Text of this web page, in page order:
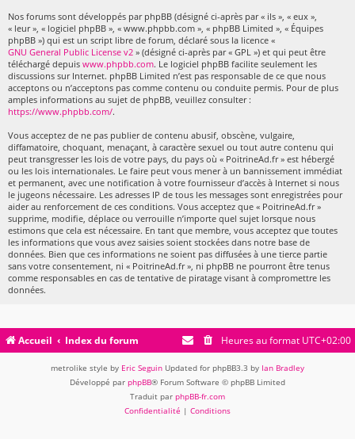
Nos forums sont développés par phpBB (désigné ci-après par « ils », « eux »,
« leur », « logiciel phpBB », « www.phpbb.com », « phpBB Limited », « Équipes
phpBB ») qui est un script libre de forum, déclaré sous la licence «
GNU General Public License v2 » (désigné ci-après par « GPL ») et qui peut être
téléchargé depuis www.phpbb.com. Le logiciel phpBB facilite seulement les
discussions sur Internet. phpBB Limited n’est pas responsable de ce que nous
acceptons ou n’acceptons pas comme contenu ou conduite permis. Pour de plus
amples informations au sujet de phpBB, veuillez consulter :
https://www.phpbb.com/.
Vous acceptez de ne pas publier de contenu abusif, obscène, vulgaire,
diffamatoire, choquant, menaçant, à caractère sexuel ou tout autre contenu qui
peut transgresser les lois de votre pays, du pays où « PoitrineAd.fr » est hébergé
ou les lois internationales. Le faire peut vous mener à un bannissement immédiat
et permanent, avec une notification à votre fournisseur d’accès à Internet si nous
le jugeons nécessaire. Les adresses IP de tous les messages sont enregistrées pour
aider au renforcement de ces conditions. Vous acceptez que « PoitrineAd.fr »
supprime, modifie, déplace ou verrouille n’importe quel sujet lorsque nous
estimons que cela est nécessaire. En tant que membre, vous acceptez que toutes
les informations que vous avez saisies soient stockées dans notre base de
données. Bien que ces informations ne soient pas diffusées à une tierce partie
sans votre consentement, ni « PoitrineAd.fr », ni phpBB ne pourront être tenus
comme responsables en cas de tentative de piratage visant à compromettre les
données.
Accueil Index du forum Heures au format UTC+02:00
metrolike style by Eric Seguin Updated for phpBB3.3 by Ian Bradley
Développé par phpBB® Forum Software © phpBB Limited
Traduit par phpBB-fr.com
Confidentialité | Conditions